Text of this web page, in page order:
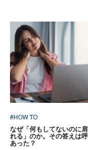
#HOW TO
なぜ「何もしてないのに
れる」のか。その答えは
あった？